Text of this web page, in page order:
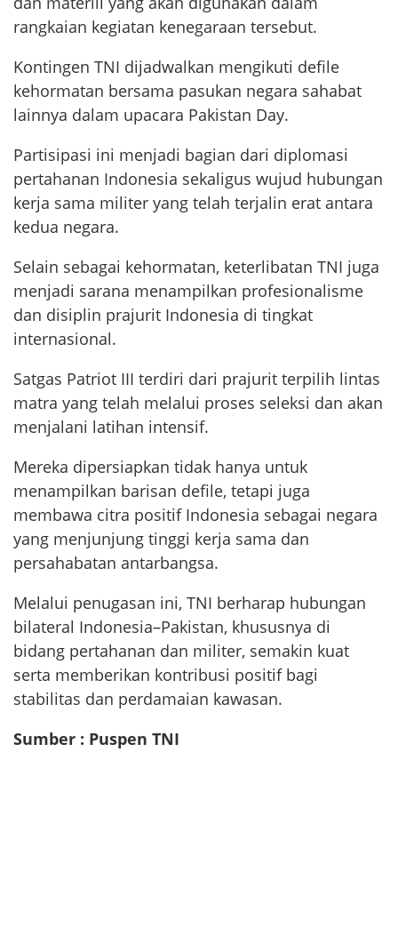
rangkaian kegiatan kenegaraan tersebut.
Kontingen TNI dijadwalkan mengikuti defile
kehormatan bersama pasukan negara sahabat
lainnya dalam upacara Pakistan Day.
Partisipasi ini menjadi bagian dari diplomasi
pertahanan Indonesia sekaligus wujud hubungan
kerja sama militer yang telah terjalin erat antara
kedua negara.
Selain sebagai kehormatan, keterlibatan TNI juga
menjadi sarana menampilkan profesionalisme
dan disiplin prajurit Indonesia di tingkat
internasional.
Satgas Patriot III terdiri dari prajurit terpilih lintas
matra yang telah melalui proses seleksi dan akan
menjalani latihan intensif.
Mereka dipersiapkan tidak hanya untuk
menampilkan barisan defile, tetapi juga
membawa citra positif Indonesia sebagai negara
yang menjunjung tinggi kerja sama dan
persahabatan antarbangsa.
Melalui penugasan ini, TNI berharap hubungan
bilateral Indonesia–Pakistan, khususnya di
bidang pertahanan dan militer, semakin kuat
serta memberikan kontribusi positif bagi
stabilitas dan perdamaian kawasan.
Sumber : Puspen TNI